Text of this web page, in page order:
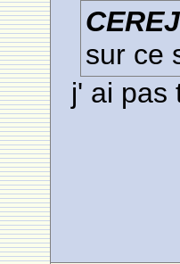
sur ce
j' ai pas